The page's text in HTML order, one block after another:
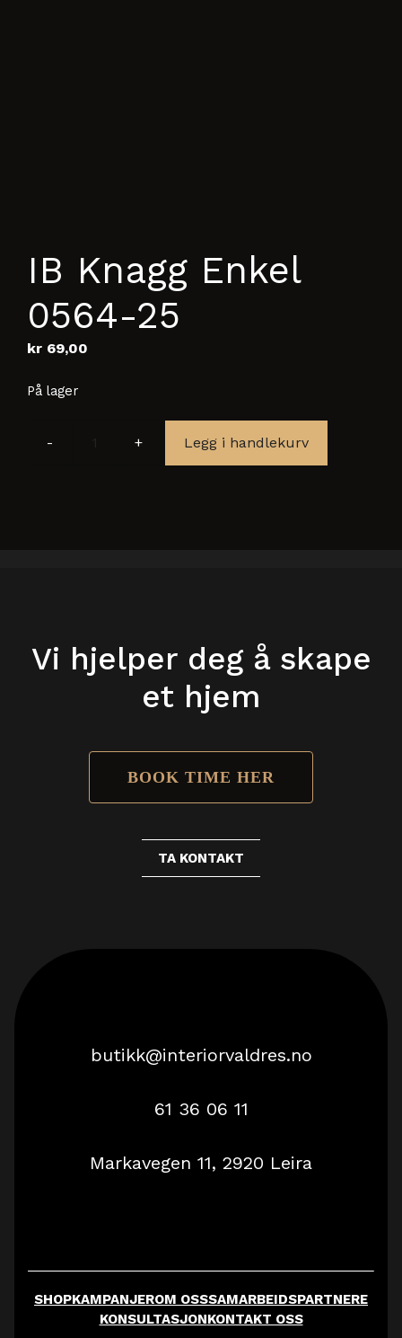
IB Knagg Enkel
0564-25
kr 69,00
På lager
Legg i handlekurv
Vi hjelper deg å skape
et hjem
BOOK TIME HER
TA KONTAKT
butikk@interiorvaldres.no
61 36 06 11
Markavegen 11, 2920 Leira
SHOPKAMPANJEROM OSSSAMARBEIDSPARTNERE
KONSULTASJONKONTAKT OSS